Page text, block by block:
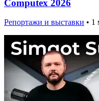
Computex 2026
Репортажи и выставки • 1